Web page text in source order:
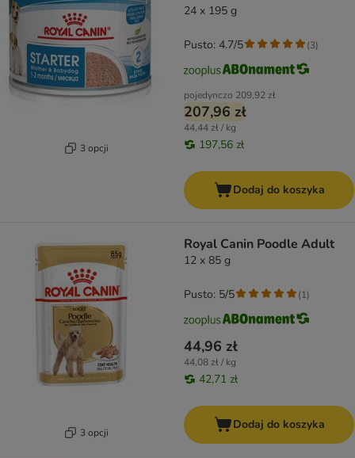
3 opcji
24 x 195 g
pojedynczo 209,92 zł
207,96 zł
44,44 zł / kg
197,56 zł
Pusto: 4.7/5 (3)
Dodaj do koszyka
3 opcji
Royal Canin Poodle Adult
12 x 85 g
44,96 zł
44,08 zł / kg
42,71 zł
Pusto: 5/5 (1)
Dodaj do koszyka